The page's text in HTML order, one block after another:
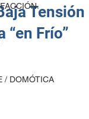
/ DOMÓTICA
Tensión
“en Frío”